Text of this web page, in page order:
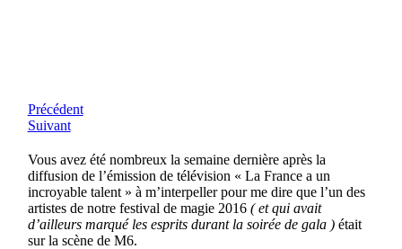
Précédent
Suivant
Vous avez été nombreux la semaine dernière après la
diffusion de l’émission de télévision « La France a un
incroyable talent » à m’interpeller pour me dire que l’un des
artistes de notre festival de magie 2016( et qui avait
d’ailleurs marqué les esprits durant la soirée de gala )était
sur la scène de M6.